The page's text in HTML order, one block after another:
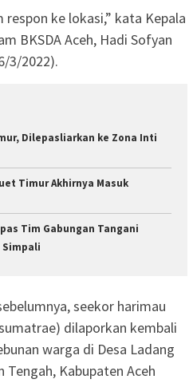
ke lokasi,” kata Kepala
BKSDA Aceh, Hadi Sofyan
3/2022).
Dilepasliarkan ke Zona Inti
Timur Akhirnya Masuk
Tim Gabungan Tangani
Simpali
seekor harimau
dilaporkan kembali
warga di Desa Ladang
Kabupaten Aceh